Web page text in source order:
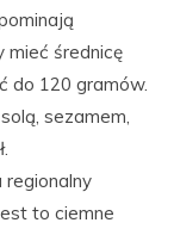
mieć średnicę
do 120 gramów.
sezamem,
regionalny
to ciemne